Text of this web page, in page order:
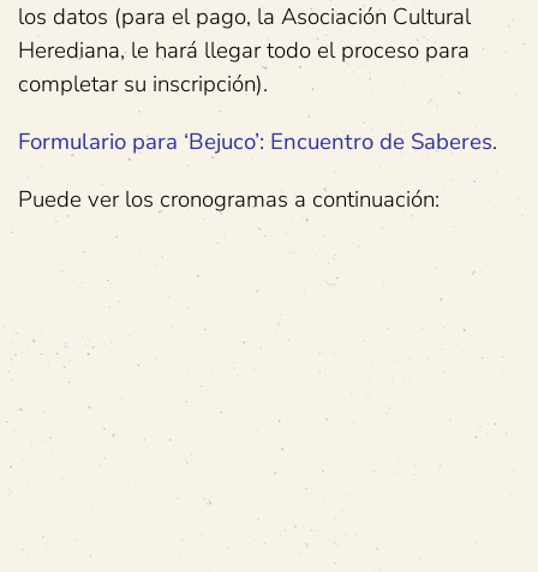
los datos (para el pago, la Asociación Cultural
Herediana, le hará llegar todo el proceso para
completar su inscripción).
Formulario para ‘Bejuco’: Encuentro de Saberes.
Puede ver los cronogramas a continuación: